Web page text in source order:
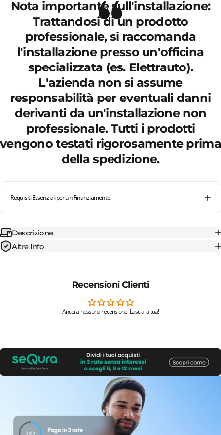
Nota importante sull'installazione:
Trattandosi di un prodotto
professionale, si raccomanda
l'installazione presso un'officina
specializzata (es. Elettrauto).
L'azienda non si assume
responsabilità per eventuali danni
derivanti da un'installazione non
professionale. Tutti i prodotti
vengono testati rigorosamente prima
della spedizione.
Requisiti Essenziali per un Finanziamento
Descrizione
Altre Info
Recensioni Clienti
Ancora nessuna recensione. Lascia la tua!